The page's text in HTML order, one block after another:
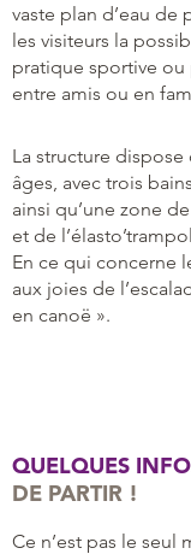
vaste plan d’eau de
les visiteurs la
pratique sportive
entre amis ou en
La structure
âges, avec trois
ainsi qu’une zone
et de
En ce qui concerne
aux joies de
en canoë ».
QUELQUES
DE PARTIR !
Ce n’est pas le seul